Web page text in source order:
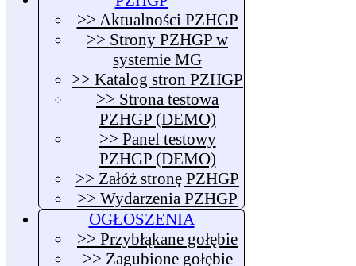
>> Aktualności PZHGP
>> Strony PZHGP w
systemie MG
>> Katalog stron PZHGP
>> Strona testowa
PZHGP (DEMO)
>> Panel testowy
PZHGP (DEMO)
>> Załóż stronę PZHGP
>> Wydarzenia PZHGP
OGŁOSZENIA
>> Przybłąkane gołębie
>> Zagubione gołębie